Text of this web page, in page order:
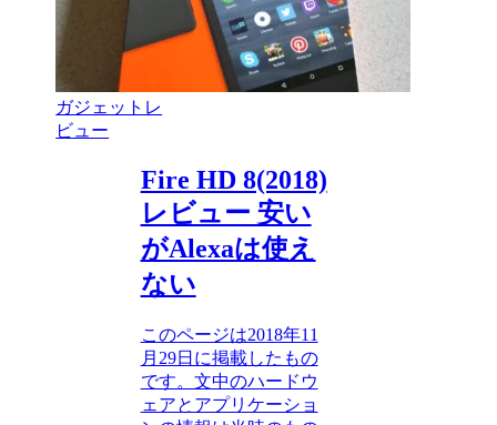
ガジェットレ
ビュー
Fire HD 8(2018)
レビュー 安い
がAlexaは使え
ない
このページは2018年11
月29日に掲載したもの
です。文中のハードウ
ェアとアプリケーショ